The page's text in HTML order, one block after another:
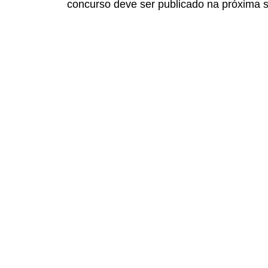
concurso deve ser publicado na próxima